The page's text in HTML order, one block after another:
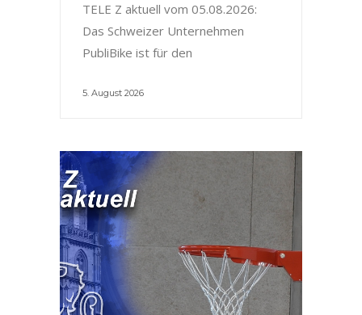
TELE Z aktuell vom 05.08.2026:
Das Schweizer Unternehmen
PubliBike ist für den
5. August 2026